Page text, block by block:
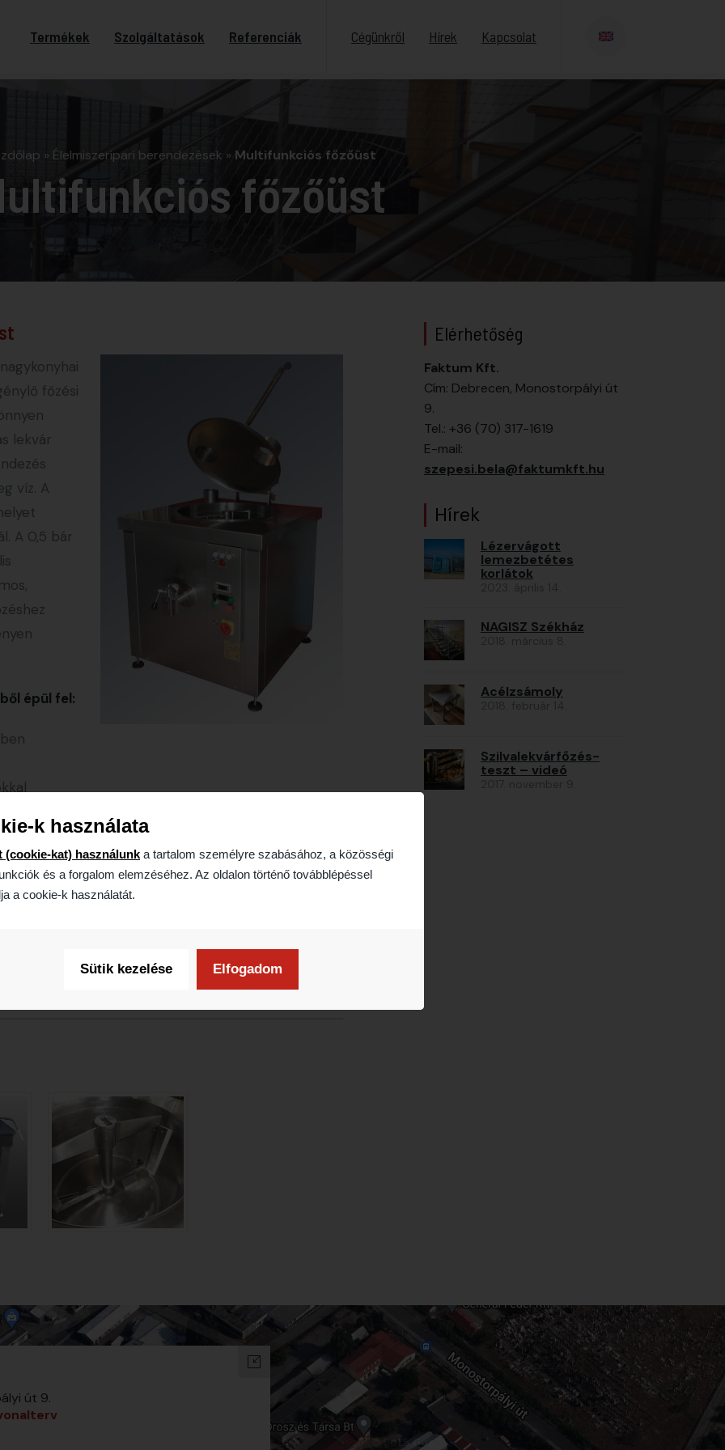
Cégünkről Hírek Kapcsolat
Termékek Szolgáltatások Referenciák
» Élelmiszeripari berendezések » Multifunkciós főzőüst
főzőüst
főzési
lekvár
víz. A
A 0,5 bár
épül fel:
acélból készült.
minket elérhetőségeink egyikén.
Elérhetőség
Faktum Kft.
Cím: Debrecen, Monostorpályi út
9.
Tel.: +36 (70) 317-1619
E-mail:
szepesi.bela@faktumkft.hu
Hírek
Lézervágott
lemezbetétes
korlátok
NAGISZ Székház
Acélzsámoly
Szilvalekvárfőzés-
teszt – videó
út 9.
k használata
(cookie-kat) használunk a tartalom személyre szabásához, a közösségi
és a forgalom elemzéséhez. Az oldalon történő továbblépéssel
a cookie-k használatát.
Sütik kezelése Elfogadom